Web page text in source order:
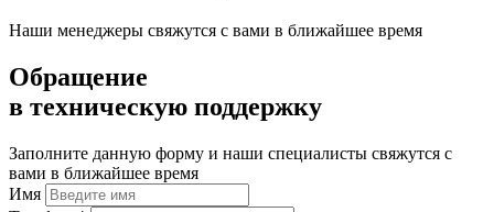
Наши менеджеры свяжутся с вами в ближайшее время
Обращение
в техническую поддержку
Заполните данную форму и наши специалисты свяжутся с
вами в ближайшее время
Имя